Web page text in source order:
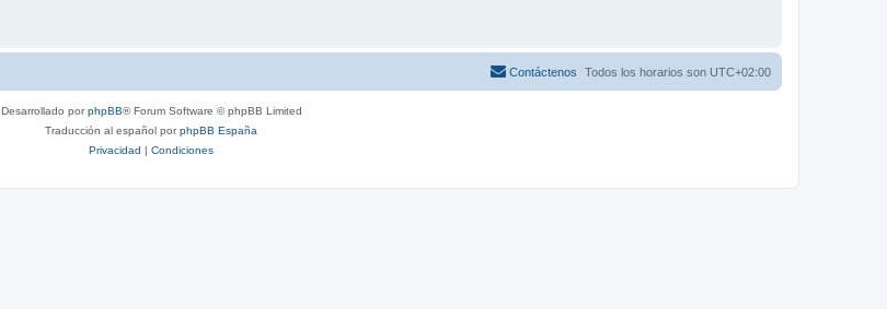
Todos los horarios son UTC+02:00
Contáctenos
Desarrollado porphpBB® Forum Software © phpBB Limited
Traducción al español porphpBB España
Privacidad | Condiciones